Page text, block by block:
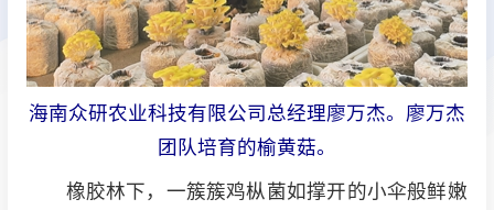
海南众研农业科技有限公司总经理廖万杰。廖万杰
团队培育的榆黄菇。
橡胶林下，一簇簇鸡枞菌如撑开的小伞般鲜嫩